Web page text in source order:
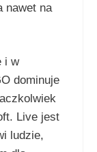
nawet na
i w
dominuje
Live jest
ludzie,